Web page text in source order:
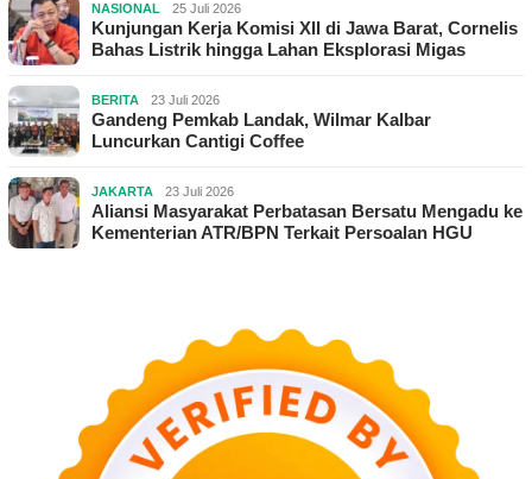
NASIONAL 25 Juli 2026
Kunjungan Kerja Komisi XII di Jawa Barat, Cornelis
Bahas Listrik hingga Lahan Eksplorasi Migas
BERITA 23 Juli 2026
Gandeng Pemkab Landak, Wilmar Kalbar
Luncurkan Cantigi Coffee
JAKARTA 23 Juli 2026
Aliansi Masyarakat Perbatasan Bersatu Mengadu ke
Kementerian ATR/BPN Terkait Persoalan HGU